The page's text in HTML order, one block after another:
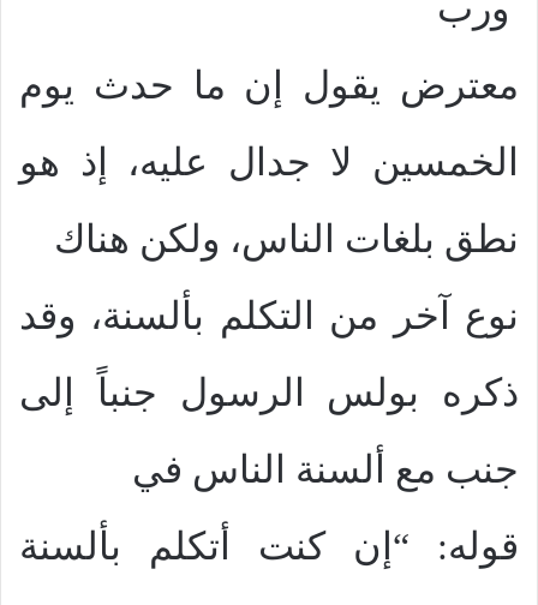
معترض يقول إن ما حدث يوم
الخمسين لا جدال عليه، إذ هو
نطق بلغات الناس، ولكن هناك
نوع آخر من التكلم بألسنة، وقد
ذكره بولس الرسول جنباً إلى
جنب مع ألسنة الناس في
قوله: “إن كنت أتكلم بألسنة